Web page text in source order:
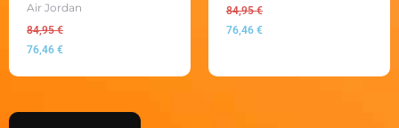
Air Jordan
84,95€
76,46 €
84,95€
76,46 €